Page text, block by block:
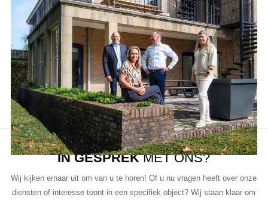
Aanbod van LUC
Neem de tijd om onze lijst met beschikbare object te bekijken en
aarzel niet om contact met ons op te nemen als u vragen heeft, meer
informatie wilt of een bezichtiging wil plannen.
Ons team van vastgoedprofessionals staat klaar om u te helpen bij
elke stap van het proces.
IN GESPREKMET ONS?
Wij kijken ernaar uit om van u te horen! Of u nu vragen heeft over onze
diensten of interesse toont in een specifiek object? Wij staan klaar om